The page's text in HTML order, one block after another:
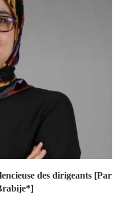
des dirigeants [Par